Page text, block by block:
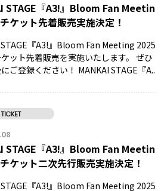
STAGE『A3!』Bloom Fan Meetin
ケット先着販売実施決定！
STAGE『A3!』Bloom Fan Meeting 2025
ット先着販売を実施いたします。 ぜひ
ご登録ください！ MANKAI STAGE『A..
TICKET
STAGE『A3!』Bloom Fan Meetin
ケット二次先行販売実施決定！
STAGE『A3!』Bloom Fan Meeting 2025